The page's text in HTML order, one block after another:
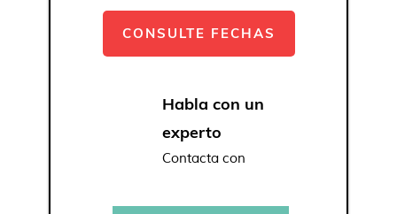
CONSULTE FECHAS
Habla con un
experto
Contacta con